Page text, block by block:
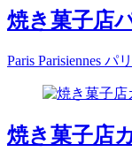
焼き菓子店
Paris Parisiennes パ
焼き菓子店